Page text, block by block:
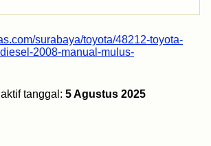
surabaya/toyota/48212-toyota-
2008-manual-mulus-
tanggal: 5 Agustus 2025